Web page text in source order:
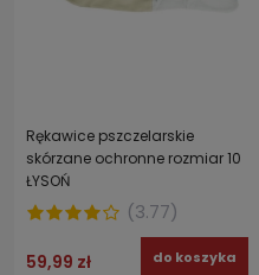
Rękawice pszczelarskie
skórzane ochronne rozmiar 10
ŁYSOŃ
(3.77)
59,99 zł do koszyka